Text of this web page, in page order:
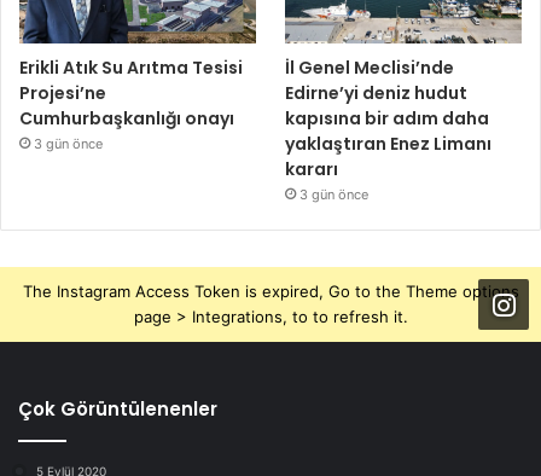
Erikli Atık Su Arıtma Tesisi
Projesi’ne
Cumhurbaşkanlığı onayı
3 gün önce
İl Genel Meclisi’nde
Edirne’yi deniz hudut
kapısına bir adım daha
yaklaştıran Enez Limanı
kararı
3 gün önce
The Instagram Access Token is expired, Go to the Theme options
page > Integrations, to to refresh it.
Çok Görüntülenenler
5 Eylül 2020